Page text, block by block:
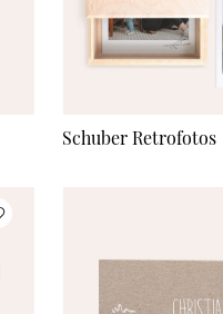
200 Stück
Mehr Karten
Schuber Retrofotos